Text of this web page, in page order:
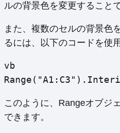
ルの背景色を変更すること
また、複数のセルの背景色
るには、以下のコードを使
vb
このように、Rangeオブジ
できます。